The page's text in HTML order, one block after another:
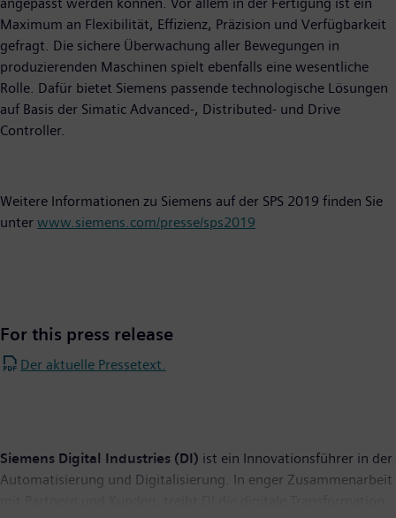
Maximum an Flexibilität, Effizienz, Präzision und Verfügbarkeit
gefragt. Die sichere Überwachung aller Bewegungen in
produzierenden Maschinen spielt ebenfalls eine wesentliche
Rolle. Dafür bietet Siemens passende technologische Lösungen
auf Basis der Simatic Advanced-, Distributed- und Drive
Controller.
Weitere Informationen zu Siemens auf der SPS 2019 finden Sie
unter www.siemens.com/presse/sps2019
For this press release
Der aktuelle Pressetext.
Siemens Digital Industries (DI) ist ein Innovationsführer in der
Automatisierung und Digitalisierung. In enger Zusammenarbeit